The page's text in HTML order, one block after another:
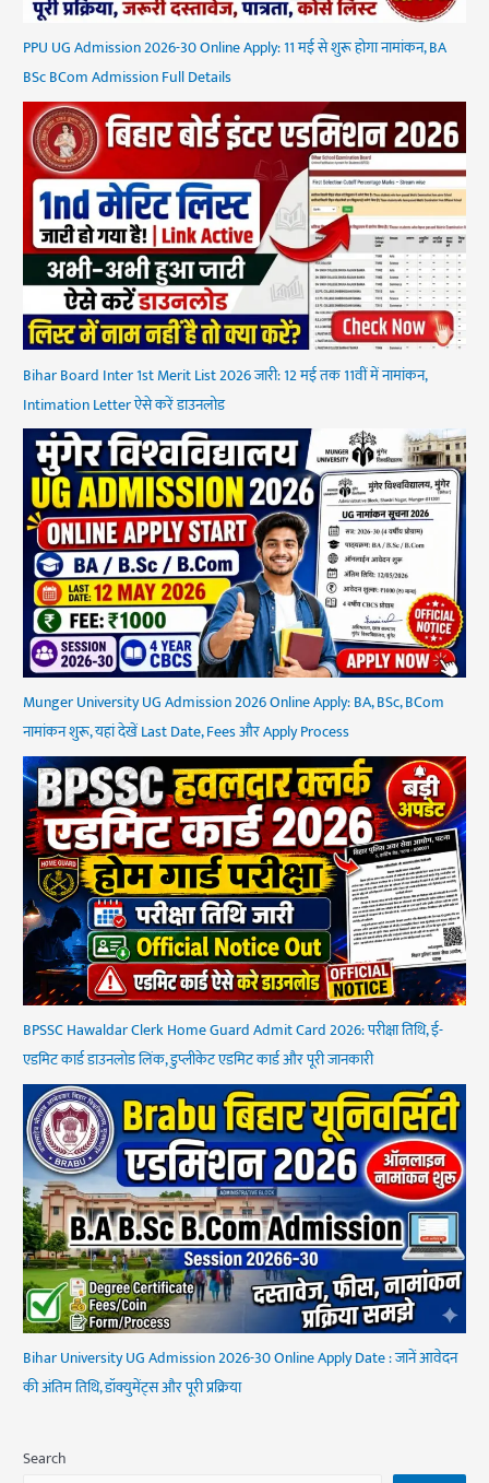
PPU UG Admission 2026-30 Online Apply: 11 मई से शुरू होगा नामांकन, BA
BSc BCom Admission Full Details
Bihar Board Inter 1st Merit List 2026 जारी: 12 मई तक 11वीं में नामांकन,
Intimation Letter ऐसे करें डाउनलोड
Munger University UG Admission 2026 Online Apply: BA, BSc, BCom
नामांकन शुरू, यहां देखें Last Date, Fees और Apply Process
BPSSC Hawaldar Clerk Home Guard Admit Card 2026: परीक्षा तिथि, ई-
एडमिट कार्ड डाउनलोड लिंक, डुप्लीकेट एडमिट कार्ड और पूरी जानकारी
Bihar University UG Admission 2026-30 Online Apply Date : जानें आवेदन
की अंतिम तिथि, डॉक्युमेंट्स और पूरी प्रक्रिया
Search